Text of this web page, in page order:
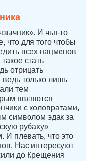
И чья-то
что для того чтобы
всех нацменов
стать
отрицать
ведь только лишь
тем
являются
с коловратами,
символом эдак за
рубаху»
И плевать, что это
Нас интересуют
до Крещения